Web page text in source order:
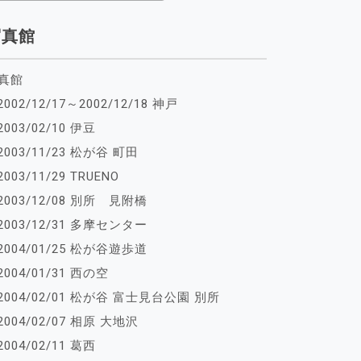
館
館
12/17～2002/12/18 神戸
02/10 伊豆
11/23 松が谷 町田
11/29 TRUENO
12/08 別所 見附橋
12/31 多摩センター
01/25 松が谷遊歩道
01/31 西の空
02/01 松が谷 富士見台公園 別所
02/07 相原 大地沢
02/11 葛西